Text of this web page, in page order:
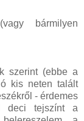
bármilyen
szerint (ebbe a
kis neten talált
- érdemes
deci tejszínt a